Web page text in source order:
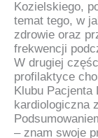
Kozielskiego,
temat tego, w
zdrowie oraz
frekwencji
W drugiej
profilaktyce
Klubu Pacjenta
kardiologiczna
– znam swoje